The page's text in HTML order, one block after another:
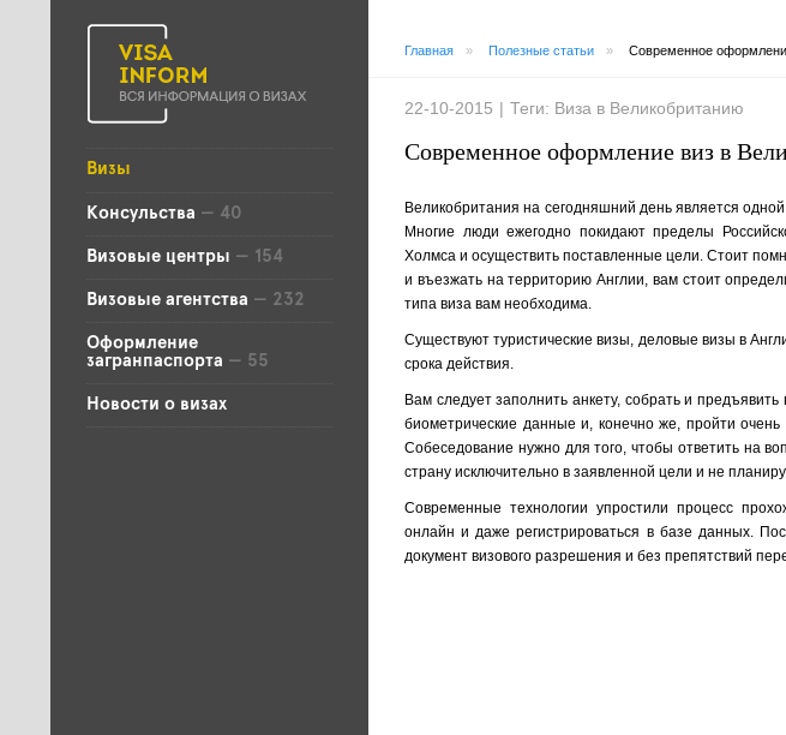
Визы
Консульства — 40
Визовые центры — 154
Визовые агентства — 232
Оформление
загранпаспорта — 55
Новости о визах
Главная » Полезные статьи » Современное
22-10-2015 | Теги: Виза в Великобританию
Современное оформление виз в
Великобритания на сегодняшний день является
Многие люди ежегодно покидают пределы
Холмса и осуществить поставленные цели. Стоит
и въезжать на территорию Англии, вам стоит
типа виза вам необходима.
Существуют туристические визы, деловые визы в
срока действия.
Вам следует заполнить анкету, собрать и
биометрические данные и, конечно же, пройти
Собеседование нужно для того, чтобы ответить на
страну исключительно в заявленной цели и не
Современные технологии упростили процесс
онлайн и даже регистрироваться в базе данных.
документ визового разрешения и без препятствий